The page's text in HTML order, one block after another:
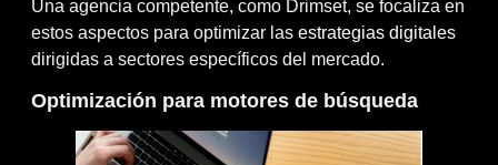
Una agencia competente, como Drimset, se focaliza en
estos aspectos para optimizar las estrategias digitales
dirigidas a sectores específicos del mercado.
Optimización para motores de búsqueda